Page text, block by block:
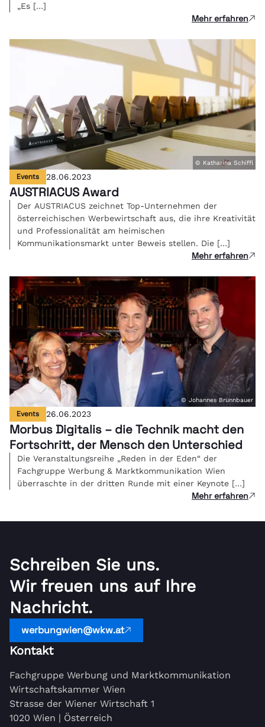
„Es […]
Mehr erfahren
© Katharina Schiffl
Events 28.06.2023
AUSTRIACUS Award
Der AUSTRIACUS zeichnet Top-Unternehmen der
österreichischen Werbewirtschaft aus, die ihre Kreativität
und Professionalität am heimischen
Kommunikationsmarkt unter Beweis stellen. Die […]
Mehr erfahren
© Johannes Brunnbauer
Events 26.06.2023
Morbus Digitalis – die Technik macht den
Fortschritt, der Mensch den Unterschied
Die Veranstaltungsreihe „Reden in der Eden“ der
Fachgruppe Werbung & Marktkommunikation Wien
überraschte in der dritten Runde mit einer Keynote […]
Mehr erfahren
Schreiben Sie uns.
Wir freuen uns auf Ihre
Nachricht.
werbungwien@wkw.at
Kontakt
Fachgruppe Werbung und Marktkommunikation
Wirtschaftskammer Wien
Strasse der Wiener Wirtschaft 1
1020 Wien | Österreich